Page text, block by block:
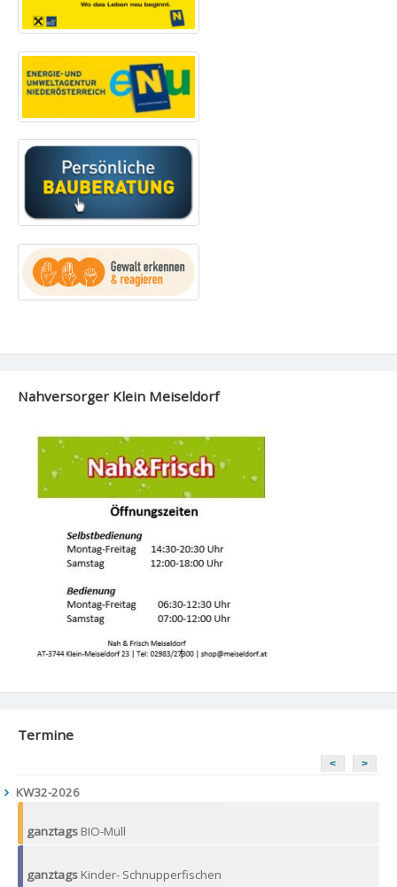
Nahversorger Klein Meiseldorf
Termine
< >
KW32-2026
ganztags BIO-Müll
ganztags Kinder- Schnupperfischen